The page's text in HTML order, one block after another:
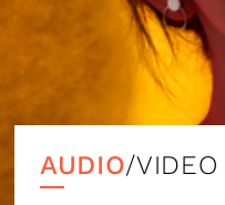
AUDIO/VIDEO